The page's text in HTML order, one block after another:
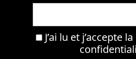
J’ai lu et j’accepte la